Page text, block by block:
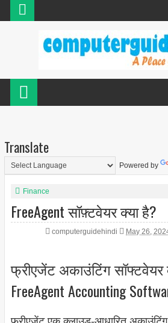
Translate
Powered by
Finance
FreeAgent सॉफ़्टवेयर क्या है?
computerguidehindi May 26,
फ्रीएजेंट अकाउंटिंग सॉफ्टवेयर
FreeAgent Accounting